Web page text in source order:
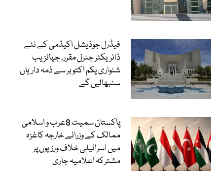
فیڈرل جوڈیشل اکیڈمی کے نئے
ڈائریکٹر جنرل مقرر، جہانزیب
شنواری یکم اکتوبر سے ذمہ داریاں
سنبھالیں گے
پاکستان سمیت 8عرب و اسلامی
ممالک کے وزرائے خارجہ کاغزہ
میں اسرائیلی خلاف ورزیوں پر
مشترکہ اعلامیہ جاری